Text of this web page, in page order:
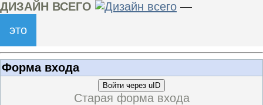
ДИЗАЙН ВСЕГО
—
это
Форма входа
Войти через uID
Старая форма входа